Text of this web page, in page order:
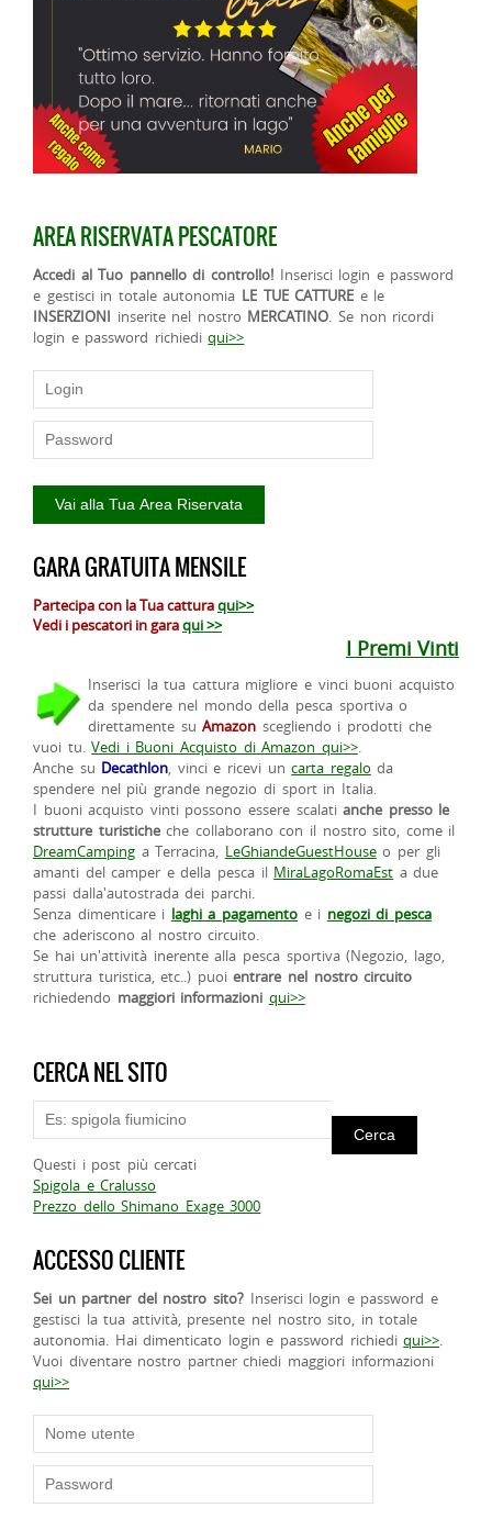
AREA RISERVATA PESCATORE
Accedi al Tuo pannello di controllo! Inserisci login e password
e gestisci in totale autonomia LE TUE CATTURE e le
INSERZIONI inserite nel nostro MERCATINO. Se non ricordi
login e password richiediqui>>
GARA GRATUITA MENSILE
Partecipa con la Tua catturaqui>>
Vedi i pescatori in garaqui >>
I Premi Vinti
Inserisci la tua cattura migliore e vinci buoni acquisto
da spendere nel mondo della pesca sportiva o
direttamente suAmazon scegliendo i prodotti che
vuoi tu.Vedi i Buoni Acquisto di Amazon qui>>.
Anche su Decathlon, vinci e ricevi uncarta regalo da
spendere nel più grande negozio di sport in Italia.
I buoni acquisto vinti possono essere scalatianche presso le
strutture turisticheche collaborano con il nostro sito, come il
DreamCamping a Terracina, LeGhiandeGuestHouseo per gli
amanti del camper e della pesca il MiraLagoRomaEst a due
passi dalla'autostrada dei parchi.
Senza dimenticare i laghi a pagamento e i negozi di pesca
che aderiscono al nostro circuito.
Se hai un'attività inerente alla pesca sportiva (Negozio, lago,
struttura turistica, etc..) puoientrare nel nostro circuito
richiedendo maggiori informazioni qui>>
CERCA NEL SITO
Questi i post più cercati
Spigola e Cralusso
Prezzo dello Shimano Exage 3000
ACCESSO CLIENTE
Sei un partner del nostro sito? Inserisci login e password e
gestisci la tua attività, presente nel nostro sito, in totale
autonomia. Hai dimenticato login e password richiediqui>>.
Vuoi diventare nostro partner chiedi maggiori informazioni
qui>>